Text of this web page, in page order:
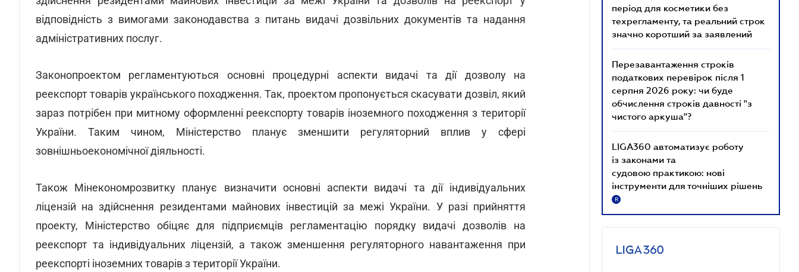
відповідність з вимогами законодавства з питань видачі дозвільних документів та надання
адміністративних послуг.
Законопроектом регламентуються основні процедурні аспекти видачі та дії дозволу на
реекспорт товарів українського походження. Так, проектом пропонується скасувати дозвіл, який
зараз потрібен при митному оформленні реекспорту товарів іноземного походження з території
України. Таким чином, Міністерство планує зменшити регуляторний вплив у сфері
зовнішньоекономічної діяльності.
Також Мінекономрозвитку планує визначити основні аспекти видачі та дії індивідуальних
ліцензій на здійснення резидентами майнових інвестицій за межі України. У разі прийняття
проекту, Міністерство обіцяє для підприємців регламентацію порядку видачі дозволів на
реекспорт та індивідуальних ліцензій, а також зменшення регуляторного навантаження при
реекспорті іноземних товарів з території України.
період для косметики без
техрегламенту, та реальний строк
значно коротший за заявлений
Перезавантаження строків
податкових перевірок після 1
серпня 2026 року: чи буде
обчислення строків давності "з
чистого аркуша"?
LIGA360 автоматизує роботу
із законами та
судовою практикою: нові
інструменти для точніших рішень
R